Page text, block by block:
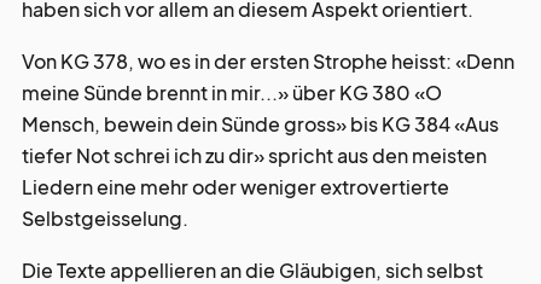
haben sich vor allem an diesem Aspekt orientiert.
Von KG 378, wo es in der ersten Strophe heisst: «Denn
meine Sünde brennt in mir...» über KG 380 «O
Mensch, bewein dein Sünde gross» bis KG 384 «Aus
tiefer Not schrei ich zu dir» spricht aus den meisten
Liedern eine mehr oder weniger extrovertierte
Selbstgeisselung.
Die Texte appellieren an die Gläubigen, sich selbst